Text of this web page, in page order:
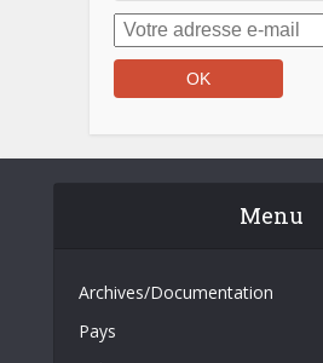
Menu
Archives/Documentation
Pays